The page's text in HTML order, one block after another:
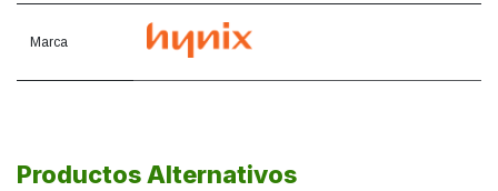
Marca
Productos Alternativos